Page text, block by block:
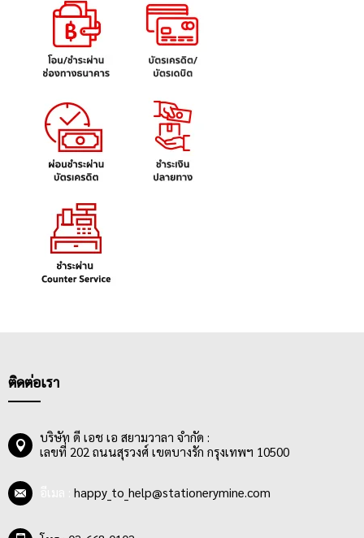
ติดต่อเรา
บริษัท ดี เอช เอ สยามวาลา จำกัด :
เลขที่ 202 ถนนสุรวงศ์ เขตบางรัก กรุงเทพฯ 10500
happy_to_help@stationerymine.com